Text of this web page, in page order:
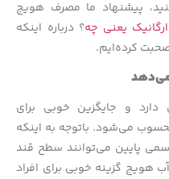
پیشنهاد ما مصرف هویج
یعنی چه؟ درباره اینکه
کرده‌ایم.
و جایگزین خوبی برای
می‌شود. باتوجه ‌به اینکه
پایین می‌توانند سطح قند
هویج گزینه خوبی برای افراد